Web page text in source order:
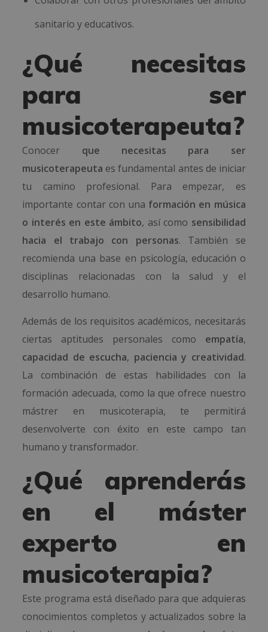
sanitario y educativos.
¿Qué necesitas
para ser
musicoterapeuta?
Conocer que necesitas para ser
musicoterapeuta es fundamental antes de iniciar
tu camino profesional. Para empezar, es
importante contar con una formación en música
o interés en este ámbito, así como sensibilidad
hacia el trabajo con personas. También se
recomienda una base en psicología, educación o
disciplinas relacionadas con la salud y el
desarrollo humano.
Además de los requisitos académicos, necesitarás
ciertas aptitudes personales como empatía,
capacidad de escucha, paciencia y creatividad.
La combinación de estas habilidades con la
formación adecuada, como la que ofrece nuestro
mástrer en musicoterapia, te permitirá
desenvolverte con éxito en este campo tan
humano y transformador.
¿Qué aprenderás
en el máster
experto en
musicoterapia?
Este programa está diseñado para que adquieras
conocimientos completos y actualizados sobre la